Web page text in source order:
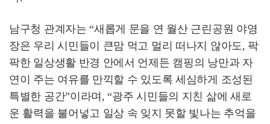
남구청 관계자는 “새롭게 문을 연 월산 근린공원 야영
장은 우리 시민들이 큰맘 먹고 멀리 떠나지 않아도, 팍
팍한 일상생활 반경 안에서 언제든 캠핑의 낭만과 자
연이 주는 여유를 만끽할 수 있도록 세심하게 조성된
특별한 공간”이라며, “광주 시민들의 지친 삶에 새로
운 활력을 불어넣고 일상 속 잊지 못할 빛나는 추억을